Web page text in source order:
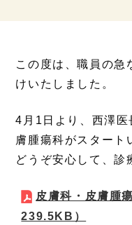
この度は、職員の急
けいたしました。
4月1日より、西澤医
膚腫瘍科がスタート
どうぞ安心して、診
皮膚科・皮膚腫
239.5KB）